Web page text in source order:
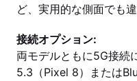
ど、実用的な側面でも
接続オプション:
両モデルともに5G接
5.3（Pixel 8）または